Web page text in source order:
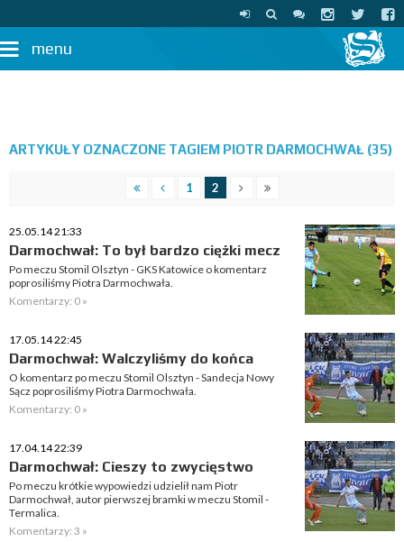
menu
ARTYKUŁY OZNACZONE TAGIEM PIOTR DARMOCHWAŁ (35)
1 2
25.05.14 21:33
Darmochwał: To był bardzo ciężki mecz
Po meczu Stomil Olsztyn - GKS Katowice o komentarz
poprosiliśmy Piotra Darmochwała.
Komentarzy: 0 »
17.05.14 22:45
Darmochwał: Walczyliśmy do końca
O komentarz po meczu Stomil Olsztyn - Sandecja Nowy
Sącz poprosiliśmy Piotra Darmochwała.
Komentarzy: 0 »
17.04.14 22:39
Darmochwał: Cieszy to zwycięstwo
Po meczu krótkie wypowiedzi udzielił nam Piotr
Darmochwał, autor pierwszej bramki w meczu Stomil -
Termalica.
Komentarzy: 3 »